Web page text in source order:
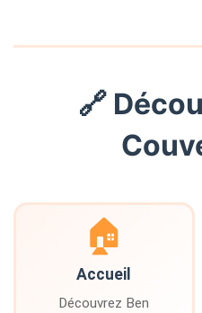
🔗
🏠
Accueil
Découvrez Ben